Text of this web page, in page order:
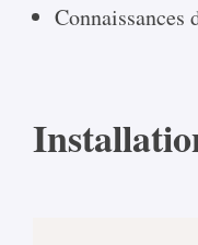
Connaissances